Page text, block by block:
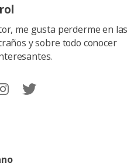
me gusta perderme en las
y sobre todo conocer
FollowFollow